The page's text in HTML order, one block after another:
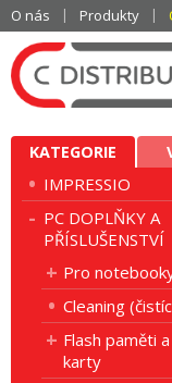
O nás Produkty
KATEGORIE
IMPRESSIO
PC DOPLŇKY A
PŘÍSLUŠENSTVÍ
Pro
Cleaning
Flash paměti
karty